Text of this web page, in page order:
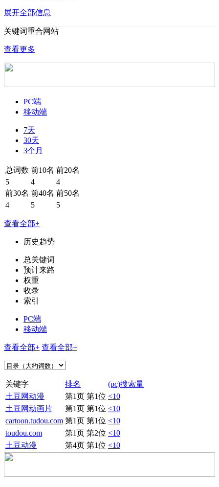
展开全部信息
关键词重合网站
查看更多
PC端
移动端
7天
30天
3个月
总词数 前10名 前20名
5
4
4
前30名 前40名 前50名
4
5 5
查看全部+
历史趋势
总关键词
预计来路
权重
收录
索引
PC端
移动端
查看全部+ 查看全部+
关键字 排名
(pc)搜索量
土豆网动漫
第1页 第1位 <10
土豆网动画片
第1页 第1位 <10
cartoon.tudou.com 第1页 第1位 <10
toudou.com
第1页 第2位 <10
土豆动漫
第4页 第1位 <10